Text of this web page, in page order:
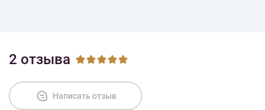
2 отзыва
Написать отзыв